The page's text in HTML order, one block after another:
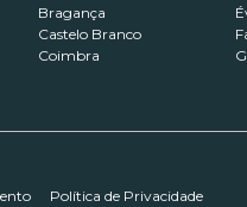
Bragança
Castelo Branco
Coimbra
Política de Privacidade